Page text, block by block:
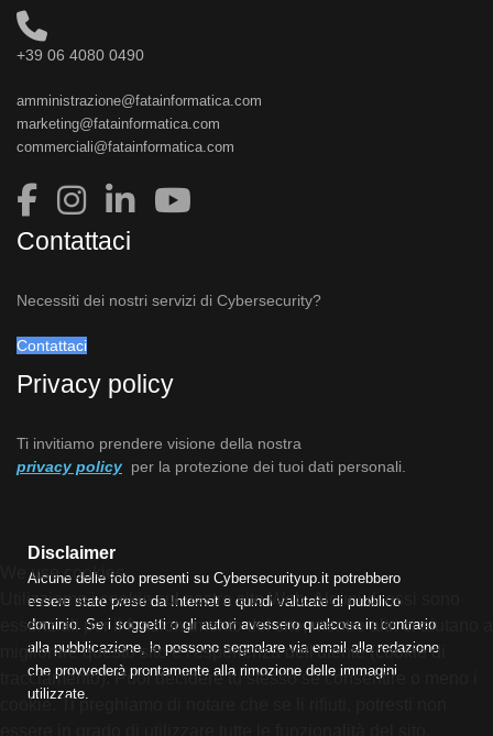
+39 06 4080 0490
amministrazione@fatainformatica.com
marketing@fatainformatica.com
commerciali@fatainformatica.com
Contattaci
Necessiti dei nostri servizi di Cybersecurity?
Contattaci
Privacy policy
Ti invitiamo prendere visione della nostra
privacy policy per la protezione dei tuoi dati personali.
Disclaimer
Alcune delle foto presenti su Cybersecurityup.it potrebbero
essere state prese da Internet e quindi valutate di pubblico
dominio. Se i soggetti o gli autori avessero qualcosa in contrario
alla pubblicazione, lo possono segnalare via email alla redazione
che provvederà prontamente alla rimozione delle immagini
utilizzate.
We use cookies
Utilizziamo i cookie sul nostro sito Web. Alcuni di essi sono
essenziali per il funzionamento del sito, mentre altri ci aiutano a
migliorare questo sito e l'esperienza dell'utente (cookie di
tracciamento). Puoi decidere tu stesso se consentire o meno i
cookie. Ti preghiamo di notare che se li rifiuti, potresti non